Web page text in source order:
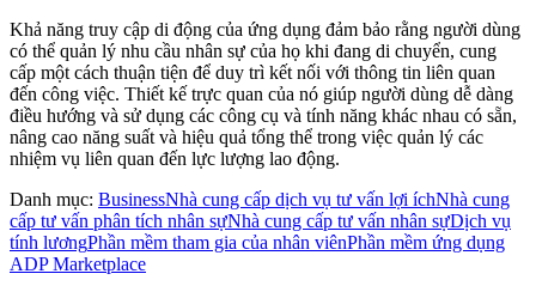
Khả năng truy cập di động của ứng dụng đảm bảo rằng người dùng
có thể quản lý nhu cầu nhân sự của họ khi đang di chuyển, cung
cấp một cách thuận tiện để duy trì kết nối với thông tin liên quan
đến công việc. Thiết kế trực quan của nó giúp người dùng dễ dàng
điều hướng và sử dụng các công cụ và tính năng khác nhau có sẵn,
nâng cao năng suất và hiệu quả tổng thể trong việc quản lý các
nhiệm vụ liên quan đến lực lượng lao động.
Danh mục: BusinessNhà cung cấp dịch vụ tư vấn lợi íchNhà cung
cấp tư vấn phân tích nhân sựNhà cung cấp tư vấn nhân sựDịch vụ
tính lươngPhần mềm tham gia của nhân viênPhần mềm ứng dụng
ADP Marketplace